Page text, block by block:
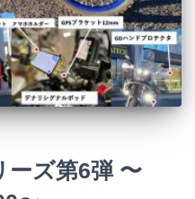
ーズ第6弾 〜